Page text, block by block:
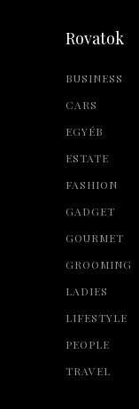
Rovatok
BUSINESS
CARS
EGYÉB
ESTATE
FASHION
GADGET
GOURMET
GROOMING
LADIES
LIFESTYLE
PEOPLE
TRAVEL